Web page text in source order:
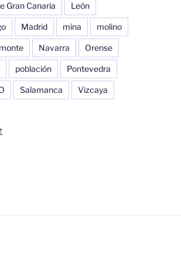
Gran Canaria León
Madrid mina molino
monte Navarra Orense
población Pontevedra
Salamanca Vizcaya